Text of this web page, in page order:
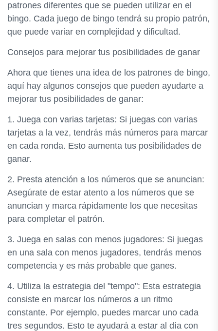
patrones diferentes que se pueden utilizar en el
bingo. Cada juego de bingo tendrá su propio patrón,
que puede variar en complejidad y dificultad.
Consejos para mejorar tus posibilidades de ganar
Ahora que tienes una idea de los patrones de bingo,
aquí hay algunos consejos que pueden ayudarte a
mejorar tus posibilidades de ganar:
1. Juega con varias tarjetas: Si juegas con varias
tarjetas a la vez, tendrás más números para marcar
en cada ronda. Esto aumenta tus posibilidades de
ganar.
2. Presta atención a los números que se anuncian:
Asegúrate de estar atento a los números que se
anuncian y marca rápidamente los que necesitas
para completar el patrón.
3. Juega en salas con menos jugadores: Si juegas
en una sala con menos jugadores, tendrás menos
competencia y es más probable que ganes.
4. Utiliza la estrategia del "tempo": Esta estrategia
consiste en marcar los números a un ritmo
constante. Por ejemplo, puedes marcar uno cada
tres segundos. Esto te ayudará a estar al día con